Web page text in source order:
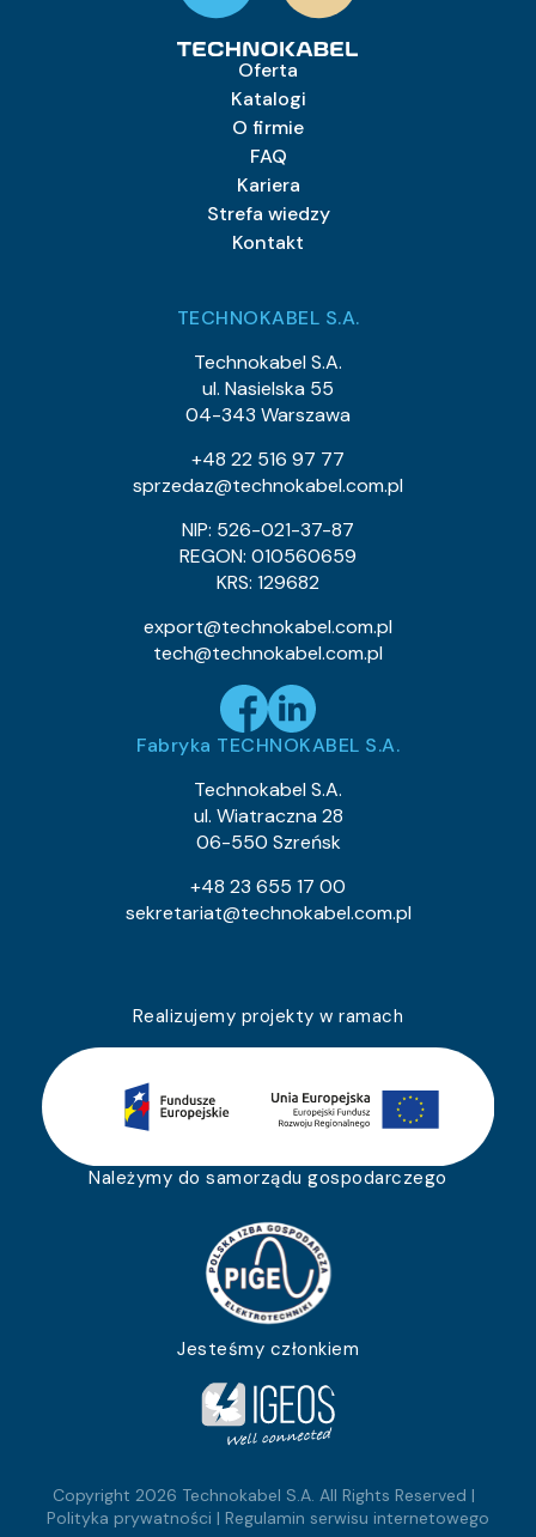
Oferta
Katalogi
O firmie
FAQ
Kariera
Strefa wiedzy
Kontakt
TECHNOKABEL S.A.
Technokabel S.A.
ul. Nasielska 55
04-343 Warszawa
+48 22 516 97 77
sprzedaz@technokabel.com.pl
NIP: 526-021-37-87
REGON: 010560659
KRS: 129682
export@technokabel.com.pl
tech@technokabel.com.pl
Fabryka TECHNOKABEL S.A.
Technokabel S.A.
ul. Wiatraczna 28
06-550 Szreńsk
+48 23 655 17 00
sekretariat@technokabel.com.pl
Realizujemy projekty w ramach
Należymy do samorządu gospodarczego
Jesteśmy członkiem
Copyright 2026 Technokabel S.A. All Rights Reserved |
Polityka prywatności | Regulamin serwisu internetowego